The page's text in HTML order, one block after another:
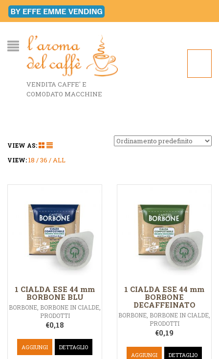
VENDITA CAFFE' E
COMODATO MACCHINE
VIEW AS:
VIEW:18 36 ALL
1 CIALDA ESE 44 mm
BORBONE BLU
BORBONE BORBONE IN CIALDE
PRODOTTI
€0,18
AGGIUNGI DETTAGLIO
1 CIALDA ESE 44 mm
BORBONE
DECAFFEINATO
BORBONE BORBONE IN CIALDE
PRODOTTI
€0,19
AGGIUNGI DETTAGLIO